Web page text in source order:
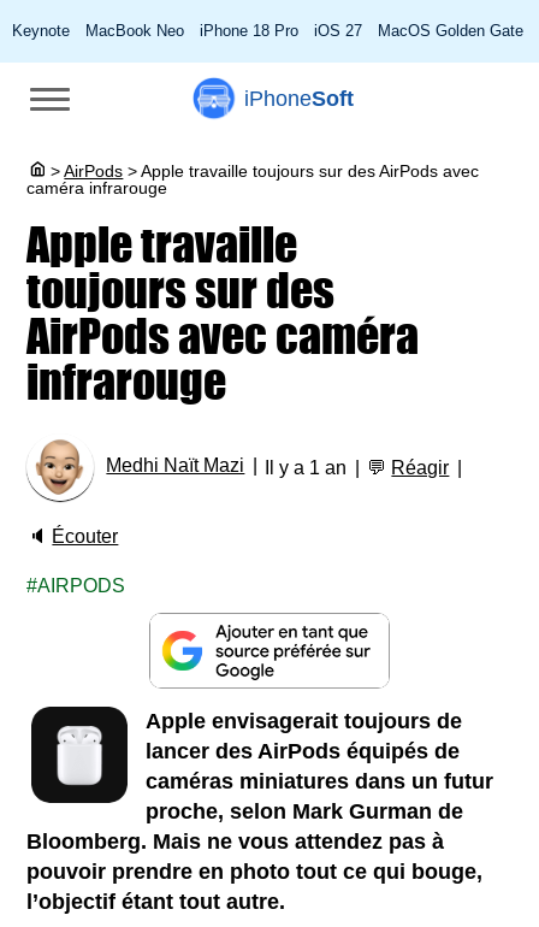
Keynote MacBook Neo iPhone 18 Pro iOS 27 MacOS Golden Gate
iPhoneSoft
> AirPods >Apple travaille toujours sur des AirPods avec
caméra infrarouge
Apple travaille
toujours sur des
AirPods avec caméra
infrarouge
Medhi Naït Mazi Il y a 1 an 💬 Réagir
🔈 Écouter
AIRPODS
Apple envisagerait toujours de
lancer des AirPods équipés de
caméras miniatures dans un futur
proche, selon Mark Gurman de
Bloomberg. Mais ne vous attendez pas à
pouvoir prendre en photo tout ce qui bouge,
l’objectif étant tout autre.